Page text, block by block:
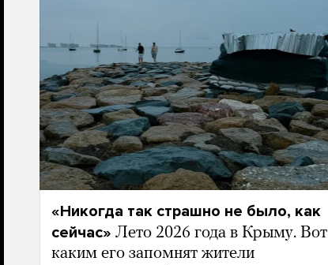
«Никогда так страшно не было, как
сейчас» Лето 2026 года в Крыму. Вот
каким его запомнят жители